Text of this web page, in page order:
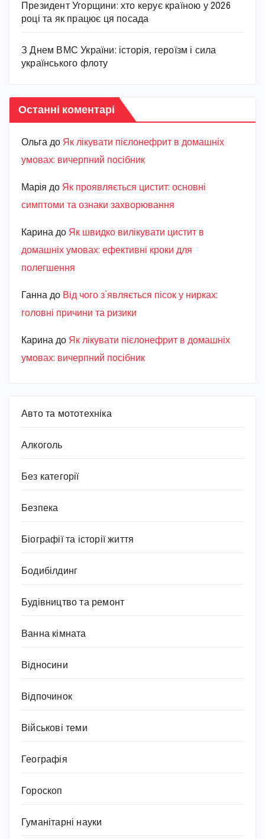
Президент Угорщини: хто керує країною у 2026
році та як працює ця посада
З Днем ВМС України: історія, героїзм і сила
українського флоту
Останні коментарі
Ольга до Як лікувати пієлонефрит в домашніх
умовах: вичерпний посібник
Марiя до Як проявляється цистит: основні
симптоми та ознаки захворювання
Карина до Як швидко вилікувати цистит в
домашніх умовах: ефективні кроки для
полегшення
Ганна до Від чого з’являється пісок у нирках:
головні причини та ризики
Карина до Як лікувати пієлонефрит в домашніх
умовах: вичерпний посібник
Авто та мототехніка
Алкоголь
Без категорії
Безпека
Біографії та історії життя
Бодибілдинг
Будівництво та ремонт
Ванна кімната
Відносини
Відпочинок
Військові теми
Географія
Гороскоп
Гуманітарні науки